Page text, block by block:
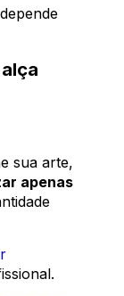
sua arte,
apenas